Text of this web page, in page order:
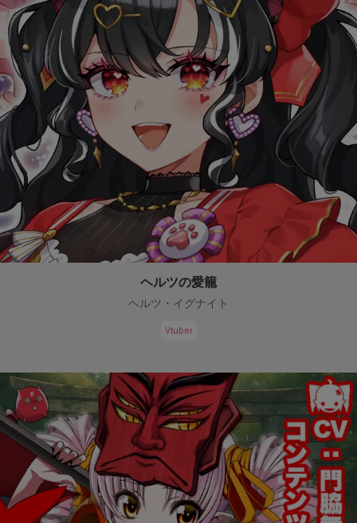
ヘルツの愛籠
ヘルツ・イグナイト
Vtuber